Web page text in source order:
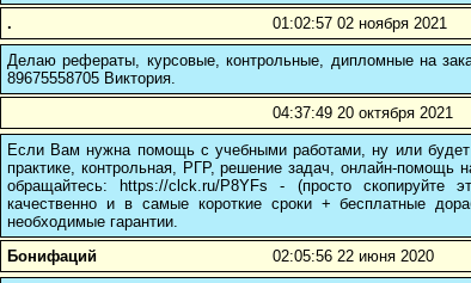
.
01:02:57 02 ноября 2021
Делаю рефераты, курсовые, контрольные, дипломные на
89675558705 Виктория.
04:37:49 20 октября 2021
Если Вам нужна помощь с учебными работами, ну или
практике, контрольная, РГР, решение задач, онлайн-помощь
обращайтесь: https://clck.ru/P8YFs - (просто
качественно и в самые короткие сроки + бесплатные
необходимые гарантии.
Бонифаций
02:05:56 22 июня 2020